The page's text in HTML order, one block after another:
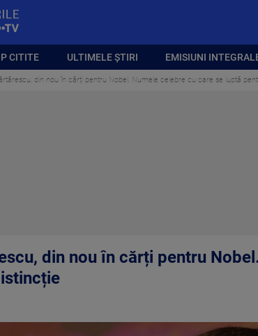
CITITE ULTIMELE ȘTIRI EMISIUNI
din nou în cărți pentru Nobel. Numele celebre cu care se luptă
din nou în cărți pentru